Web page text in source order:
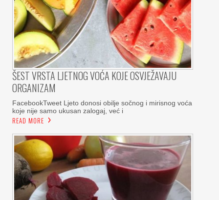
ŠEST VRSTA LJETNOG VOĆA KOJE OSVJEŽAVAJU
ORGANIZAM
FacebookTweet Ljeto donosi obilje sočnog i mirisnog voća
koje nije samo ukusan zalogaj, već i
READ MORE